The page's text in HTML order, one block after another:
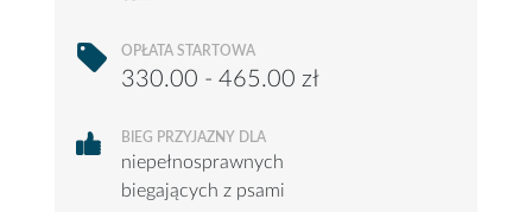
OPŁATA STARTOWA
330.00 - 465.00 zł
BIEG PRZYJAZNY DLA
niepełnosprawnych
biegających z psami